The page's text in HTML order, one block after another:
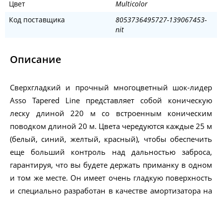
Цвет
Multicolor
Код поставщика
8053736495727-139067453-
nit
Описание
Сверхгладкий и прочный многоцветный шок-лидер
Asso Tapered Line представляет собой коническую
леску длиной 220 м со встроенным коническим
поводком длиной 20 м. Цвета чередуются каждые 25 м
(белый, синий, желтый, красный), чтобы обеспечить
еще больший контроль над дальностью заброса,
гарантируя, что вы будете держать приманку в одном
и том же месте. Он имеет очень гладкую поверхность
и специально разработан в качестве амортизатора на